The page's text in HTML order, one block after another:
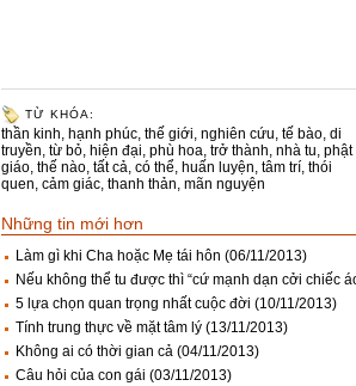
TỪ KHÓA:
thần kinh, hạnh phúc, thế giới, nghiên cứu, tế bào, di
truyền, từ bỏ, hiện đại, phù hoa, trở thành, nhà tu, phật
giáo, thế nào, tất cả, có thể, huấn luyện, tâm trí, thói
quen, cảm giác, thanh thản, mãn nguyện
Những tin mới hơn
Làm gì khi Cha hoặc Mẹ tái hôn (06/11/2013)
Nếu không thể tu được thì “cứ mạnh dạn cởi chiếc
5 lựa chọn quan trọng nhất cuộc đời (10/11/2013)
Tính trung thực về mặt tâm lý (13/11/2013)
Không ai có thời gian cả (04/11/2013)
Câu hỏi của con gái (03/11/2013)